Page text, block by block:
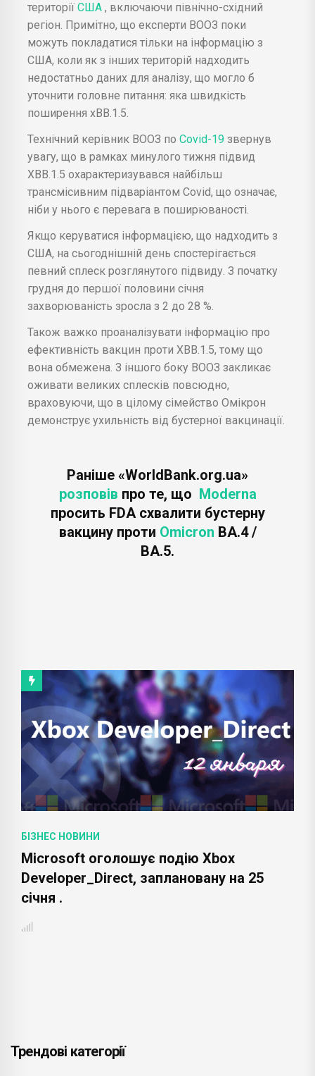
території США , включаючи північно-східний
регіон. Примітно, що експерти ВООЗ поки
можуть покладатися тільки на інформацію з
США, коли як з інших територій надходить
недостатньо даних для аналізу, що могло б
уточнити головне питання: яка швидкість
поширення xBB.1.5.
Технічний керівник ВООЗ по Covid-19 звернув
увагу, що в рамках минулого тижня підвид
XBB.1.5 охарактеризувався найбільш
трансмісивним підваріантом Covid, що означає,
ніби у нього є перевага в поширюваності.
Якщо керуватися інформацією, що надходить з
США, на сьогоднішній день спостерігається
певний сплеск розглянутого підвиду. З початку
грудня до першої половини січня
захворюваність зросла з 2 до 28 %.
Також важко проаналізувати інформацію про
ефективність вакцин проти XBB.1.5, тому що
вона обмежена. З іншого боку ВООЗ закликає
оживати великих сплесків повсюдно,
враховуючи, що в цілому сімейство Омікрон
демонструє ухильність від бустерної вакцинації.
Раніше «WorldBank.org.ua»
розповів про те, що Moderna
просить FDA схвалити бустерну
вакцину проти Omicron BA.4 /
BA.5.
БІЗНЕС НОВИНИ
Microsoft оголошує подію Xbox
Developer_Direct, заплановану на 25
січня .
Трендові категорії